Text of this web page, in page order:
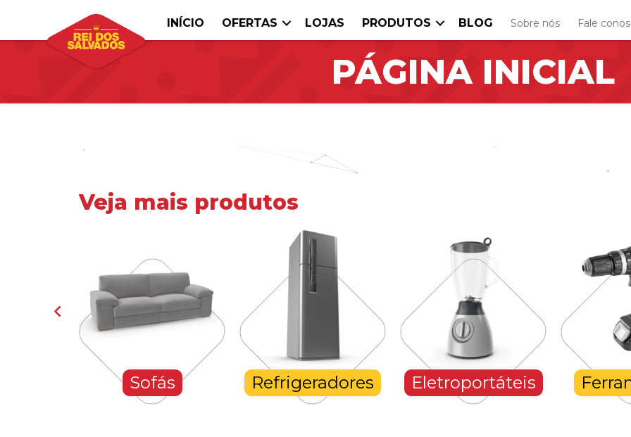
INÍCIO OFERTAS LOJAS PRODUTOS BLOG Sobre nós Fale
PÁGINA INICIAL
Veja mais produtos
Sofás Refrigeradores Eletroportáteis